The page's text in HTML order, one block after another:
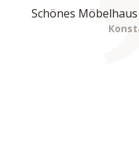
Schönes